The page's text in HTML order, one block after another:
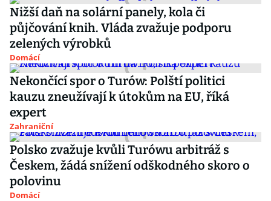
Nižší daň na solární panely, kola či
půjčování knih. Vláda zvažuje podporu
zelených výrobků
Domácí
Nekončící spor o Turów: Polští politici
kauzu zneužívají k útokům na EU, říká
expert
Zahraniční
Polsko zvažuje kvůli Turówu arbitráž s
Českem, žádá snížení odškodného skoro o
polovinu
Domácí